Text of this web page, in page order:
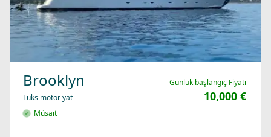
Brooklyn
Lüks motor yat
Müsait
Günlük başlangıç Fiyatı
10,000 €